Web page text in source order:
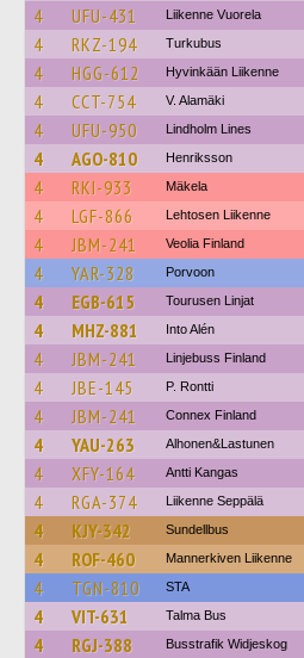
4 UFU-431 Liikenne Vuorela
4 RKZ-194 Turkubus
4 HGG-612 Hyvinkään Liikenne
4 CCT-754 V. Alamäki
4 UFU-950 Lindholm Lines
4 AGO-810 Henriksson
4 RKI-933 Mäkela
4 LGF-866 Lehtosen Liikenne
4 JBM-241 Veolia Finland
4 YAR-328 Porvoon
4 EGB-615 Tourusen Linjat
4 MHZ-881 Into Alén
4 JBM-241 Linjebuss Finland
4 JBE-145 P. Rontti
4 JBM-241 Connex Finland
4 YAU-263 Alhonen&Lastunen
4 XFY-164 Antti Kangas
4 RGA-374 Liikenne Seppälä
4 KJY-342 Sundellbus
4 ROF-460 Mannerkiven Liikenne
4 TGN-810 STA
4 VIT-631 Talma Bus
4 RGJ-388 Busstrafik Widjeskog